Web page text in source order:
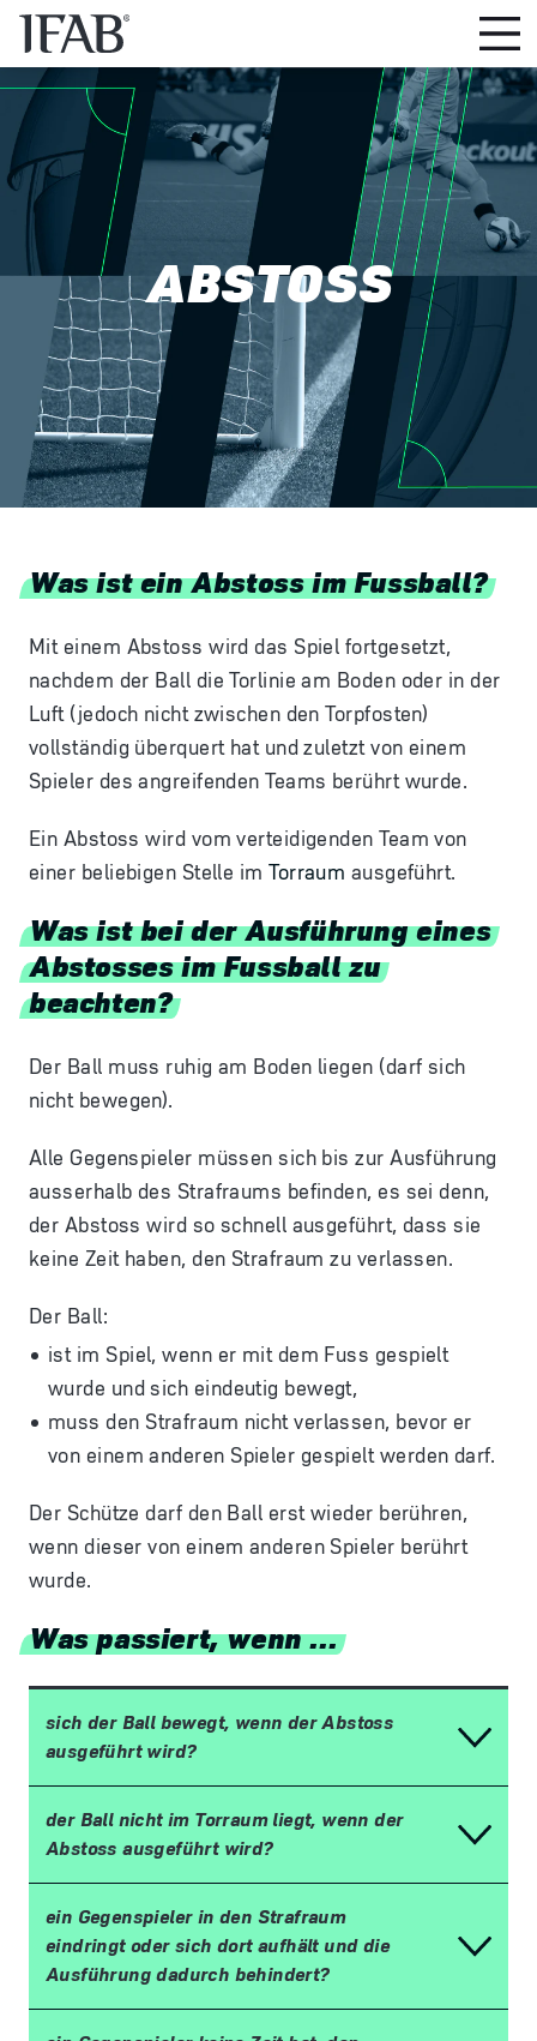
ABSTOSS
Was ist ein Abstoss im Fussball?
Mit einem Abstoss wird das Spiel fortgesetzt,
nachdem der Ball die Torlinie am Boden oder in der
Luft (jedoch nicht zwischen den Torpfosten)
vollständig überquert hat und zuletzt von einem
Spieler des angreifenden Teams berührt wurde.
Ein Abstoss wird vom verteidigenden Team von
einer beliebigen Stelle imTorraum ausgeführt.
Was ist bei der Ausführung eines
Abstosses im Fussball zu
beachten?
Der Ball muss ruhig am Boden liegen (darf sich
nicht bewegen).
Alle Gegenspieler müssen sich bis zur Ausführung
ausserhalb des Strafraums befinden, es sei denn,
der Abstoss wird so schnell ausgeführt, dass sie
keine Zeit haben, den Strafraum zu verlassen.
Der Ball:
ist im Spiel, wenn er mit dem Fuss gespielt
wurde und sich eindeutig bewegt,
muss den Strafraum nicht verlassen, bevor er
von einem anderen Spieler gespielt werden darf.
Der Schütze darf den Ball erst wieder berühren,
wenn dieser von einem anderen Spieler berührt
wurde.
Was passiert, wenn ...
sich der Ball bewegt, wenn der Abstoss
ausgeführt wird?
der Ball nicht im Torraum liegt, wenn der
Abstoss ausgeführt wird?
ein Gegenspieler in den Strafraum
eindringt oder sich dort aufhält und die
Ausführung dadurch behindert?